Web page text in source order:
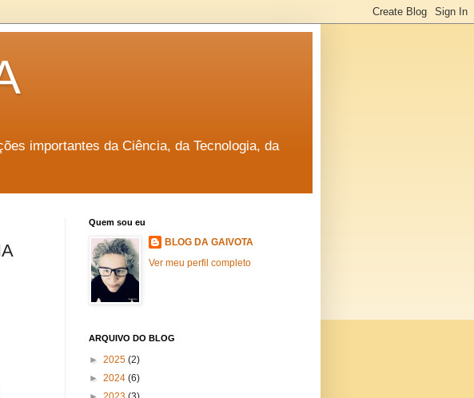
importantes da Ciência, da Tecnologia, da
Quem sou eu
BLOG DA GAIVOTA
Ver meu perfil completo
ARQUIVO DO BLOG
► 2025 (2)
► 2024 (6)